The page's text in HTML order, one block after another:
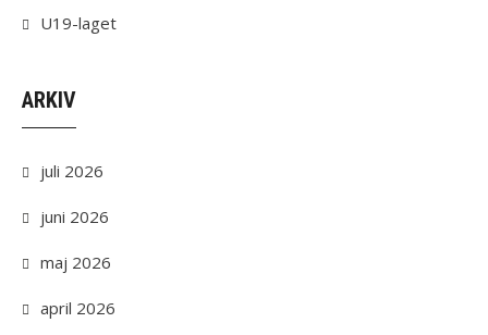
U19-laget
ARKIV
juli 2026
juni 2026
maj 2026
april 2026